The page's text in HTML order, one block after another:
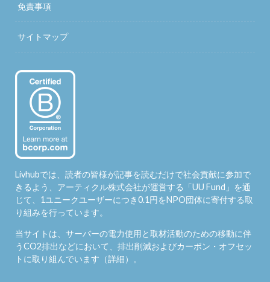
免責事項
サイトマップ
Livhubでは、読者の皆様が記事を読むだけで社会貢献に参加で
きるよう、アーティクル株式会社が運営する「UU Fund 」を通
じて、1ユニークユーザーにつき0.1円をNPO団体に寄付する取
り組みを行っています。
当サイトは、サーバーの電力使用と取材活動のための移動に伴
うCO2排出などにおいて、排出削減およびカーボン・オフセッ
トに取り組んでいます（詳細）。